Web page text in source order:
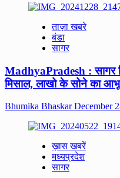
ताज़ा खबरे
बंडा
सागर
MadhyaPradesh : सागर
मिसाल, लाखो के सोने का
Bhumika BhaskarDecember
ख़ास खबरें
मध्यप्रदेश
सागर